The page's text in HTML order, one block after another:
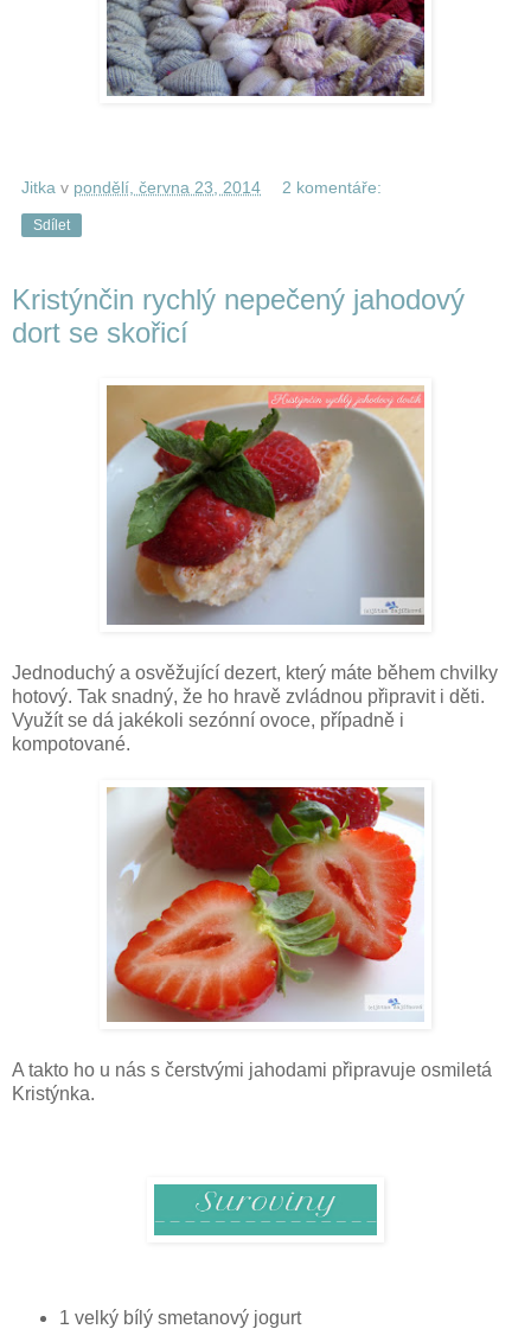
Jitka v pondělí, června 23, 2014 2 komentáře:
Sdílet
Kristýnčin rychlý nepečený jahodový
dort se skořicí
Jednoduchý a osvěžující dezert, který máte během chvilky
hotový. Tak snadný, že ho hravě zvládnou připravit i děti.
Využít se dá jakékoli sezónní ovoce, případně i
kompotované.
A takto ho u nás s čerstvými jahodami připravuje osmiletá
Kristýnka.
1 velký bílý smetanový jogurt